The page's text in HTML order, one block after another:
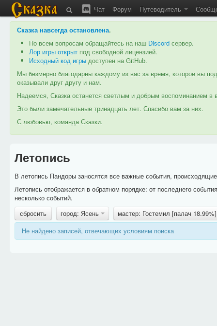
Чат Форум Путеводитель
Сказка навсегда остановлена.
По всем вопросам обращайтесь на наш Discord сервер.
Лор игры открыт под свободной лицензией.
Исходный код игры доступен на GitHub.
Мы безмерно благодарны каждому из вас за время, которое вы
оказывали друг другу и нам.
Надеемся, Сказка останется светлым и добрым воспоминанием
Это были замечательные тринадцать лет. Спасибо вам за них.
С любовью, команда Сказки.
Летопись
В летопись Пандоры заносятся все важные события,
Летопись отображается в обратном порядке: от последнего
несколько событий.
сбросить
город: Ясень
мастер: Гостемил [палач
Не найдено записей, отвечающих условиям поиска